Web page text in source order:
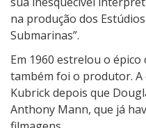
o
u
g
l
a
s
O
na produção dos
Submarinas”.
Em 1960 estrelou o épico
também foi o produtor. A
Kubrick depois que
Anthony Mann, que já